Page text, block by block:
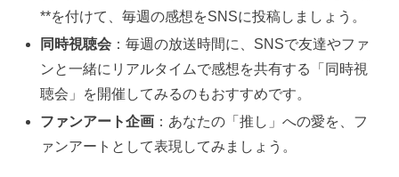
**を付けて、毎週の感想をSNSに投稿しましょう。
同時視聴会 ：毎週の放送時間に、SNSで友達やファ
ンと一緒にリアルタイムで感想を共有する「同時視
聴会」を開催してみるのもおすすめです。
ファンアート企画 ：あなたの「推し」への愛を、フ
ァンアートとして表現してみましょう。